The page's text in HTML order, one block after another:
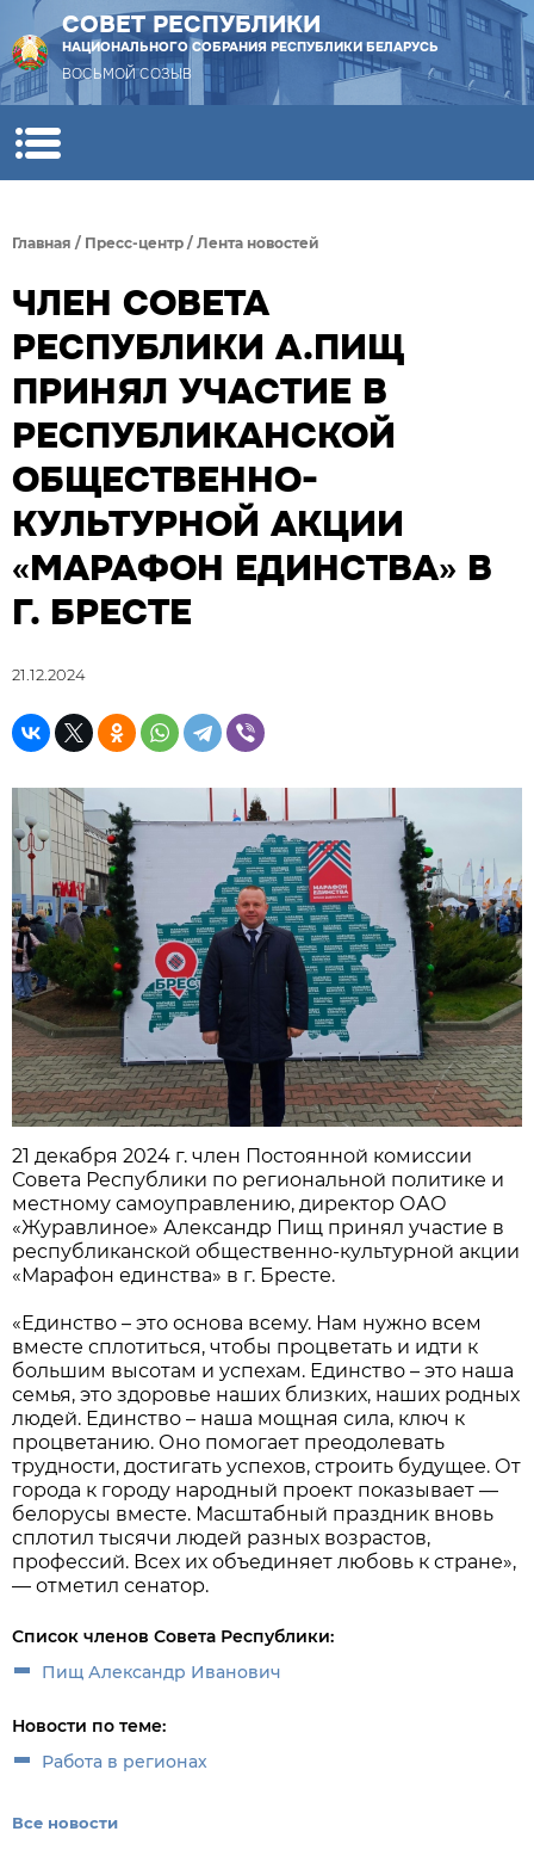
СОВЕТ РЕСПУБЛИКИ
НАЦИОНАЛЬНОГО СОБРАНИЯ РЕСПУБЛИКИ БЕЛАРУСЬ
ВОСЬМОЙ СОЗЫВ
Главная / Пресс-центр / Лента новостей
ЧЛЕН СОВЕТА
РЕСПУБЛИКИ А.ПИЩ
ПРИНЯЛ УЧАСТИЕ В
РЕСПУБЛИКАНСКОЙ
ОБЩЕСТВЕННО-
КУЛЬТУРНОЙ АКЦИИ
«МАРАФОН ЕДИНСТВА» В
Г. БРЕСТЕ
21.12.2024
21 декабря 2024 г. член Постоянной комиссии
Совета Республики по региональной политике и
местному самоуправлению, директор ОАО
«Журавлиное» Александр Пищ принял участие в
республиканской общественно-культурной акции
«Марафон единства» в г. Бресте.
«Единство – это основа всему. Нам нужно всем
вместе сплотиться, чтобы процветать и идти к
большим высотам и успехам. Единство – это наша
семья, это здоровье наших близких, наших родных
людей. Единство – наша мощная сила, ключ к
процветанию. Оно помогает преодолевать
трудности, достигать успехов, строить будущее. От
города к городу народный проект показывает —
белорусы вместе. Масштабный праздник вновь
сплотил тысячи людей разных возрастов,
профессий. Всех их объединяет любовь к стране»,
— отметил сенатор.
Список членов Совета Республики:
Пищ Александр Иванович
Новости по теме:
Работа в регионах
Все новости